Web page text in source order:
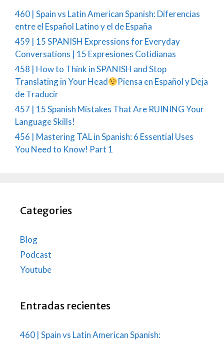
460 | Spain vs Latin American Spanish: Diferencias
entre el Español Latino y el de España
459 | 15 SPANISH Expressions for Everyday
Conversations | 15 Expresiones Cotidianas
458 | How to Think in SPANISH and Stop
Translating in Your Head
Piensa en Español y Deja
de Traducir
457 | 15 Spanish Mistakes That Are RUINING Your
Language Skills!
456 | Mastering TAL in Spanish: 6 Essential Uses
You Need to Know! Part 1
Categories
Blog
Podcast
Youtube
Entradas recientes
460 | Spain vs Latin American Spanish: